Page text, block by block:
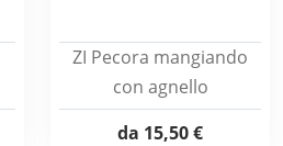
ZI Pecora mangiando
con agnello
da 15,50 €